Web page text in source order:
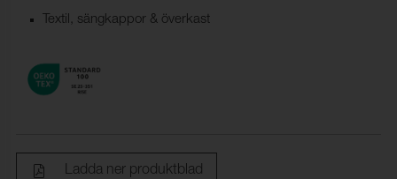
Textil, sängkappor & överkast
Ladda ner produktblad